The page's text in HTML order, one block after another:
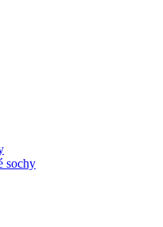
sochy